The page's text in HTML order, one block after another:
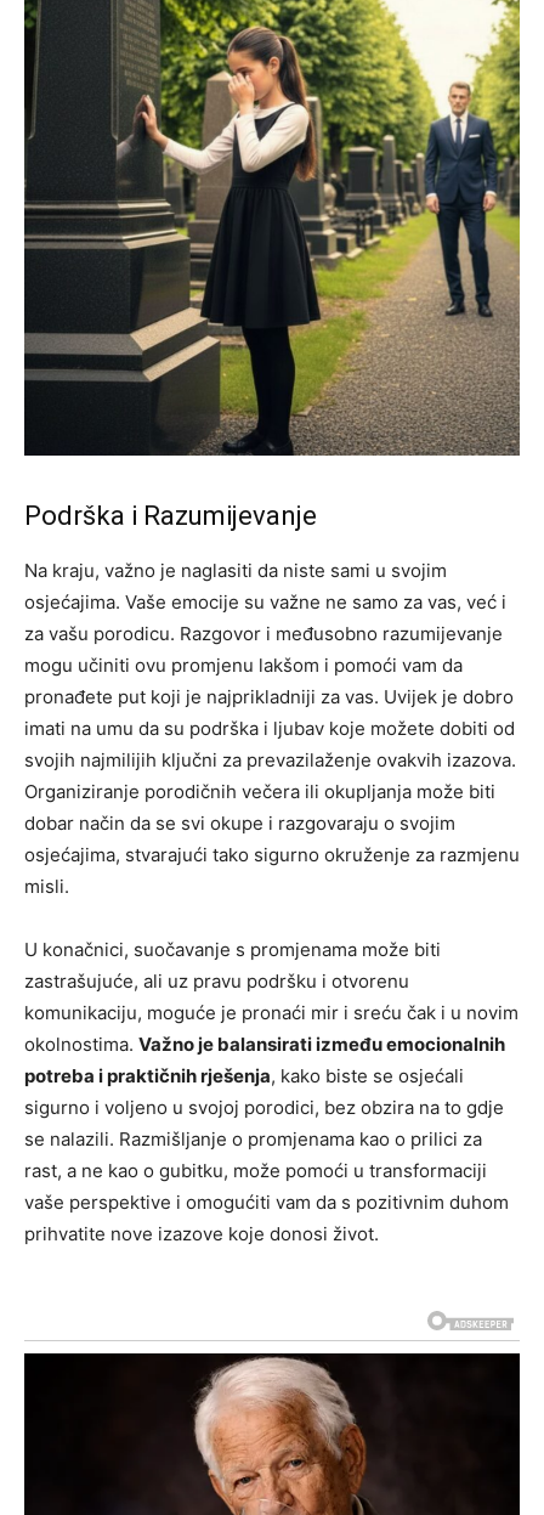
Podrška i Razumijevanje
Na kraju, važno je naglasiti da niste sami u svojim
osjećajima. Vaše emocije su važne ne samo za vas, već i
za vašu porodicu. Razgovor i međusobno razumijevanje
mogu učiniti ovu promjenu lakšom i pomoći vam da
pronađete put koji je najprikladniji za vas. Uvijek je dobro
imati na umu da su podrška i ljubav koje možete dobiti od
svojih najmilijih ključni za prevazilaženje ovakvih izazova.
Organiziranje porodičnih večera ili okupljanja može biti
dobar način da se svi okupe i razgovaraju o svojim
osjećajima, stvarajući tako sigurno okruženje za razmjenu
misli.
U konačnici, suočavanje s promjenama može biti
zastrašujuće, ali uz pravu podršku i otvorenu
komunikaciju, moguće je pronaći mir i sreću čak i u novim
okolnostima. Važno je balansirati između emocionalnih
potreba i praktičnih rješenja, kako biste se osjećali
sigurno i voljeno u svojoj porodici, bez obzira na to gdje
se nalazili. Razmišljanje o promjenama kao o prilici za
rast, a ne kao o gubitku, može pomoći u transformaciji
vaše perspektive i omogućiti vam da s pozitivnim duhom
prihvatite nove izazove koje donosi život.